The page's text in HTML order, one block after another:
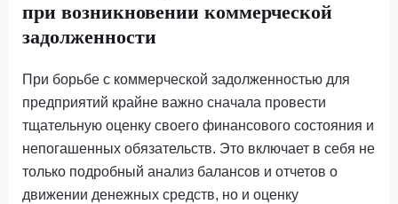
при возникновении коммерческой
задолженности
При борьбе с коммерческой задолженностью для
предприятий крайне важно сначала провести
тщательную оценку своего финансового состояния и
непогашенных обязательств. Это включает в себя не
только подробный анализ балансов и отчетов о
движении денежных средств, но и оценку